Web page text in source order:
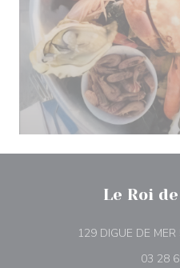
Le Roi
129 DIGUE DE
03 28